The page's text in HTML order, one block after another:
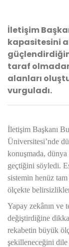
İletişim
kapasitesini
taraf
alanları
vurguladı.
İletişim Başkanı
Üniversitesi’nde
konuşmada,
geçtiğini söyledi.
sistemin henüz
ölçekte
Yapay zekânın ve
değiştirdiğine
rekabetin büyük
şekilleneceğini